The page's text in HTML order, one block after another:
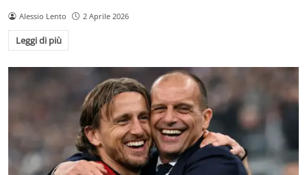
Alessio Lento 2 Aprile 2026
Leggi di più